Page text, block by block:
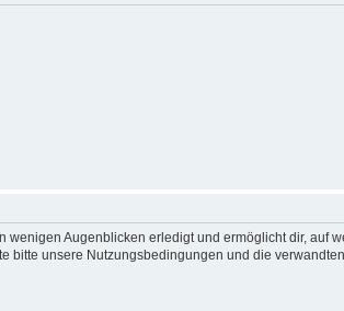
Augenblicken erledigt und ermöglicht dir, auf
unsere Nutzungsbedingungen und die